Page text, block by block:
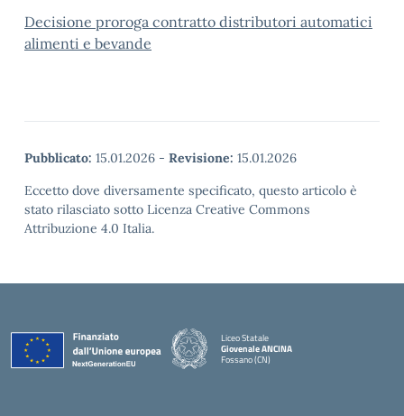
Decisione proroga contratto distributori automatici
alimenti e bevande
Pubblicato: 15.01.2026 - Revisione: 15.01.2026
Eccetto dove diversamente specificato, questo articolo è
stato rilasciato sotto Licenza Creative Commons
Attribuzione 4.0 Italia.
Liceo Statale
Giovenale ANCINA
Fossano (CN)